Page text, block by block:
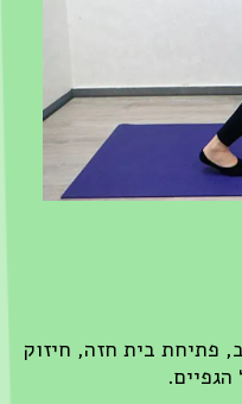
פתיחת בית חזה, חיזוק